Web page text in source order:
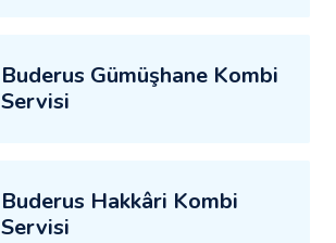
Buderus Gümüşhane Kombi
Servisi
Buderus Hakkâri Kombi
Servisi